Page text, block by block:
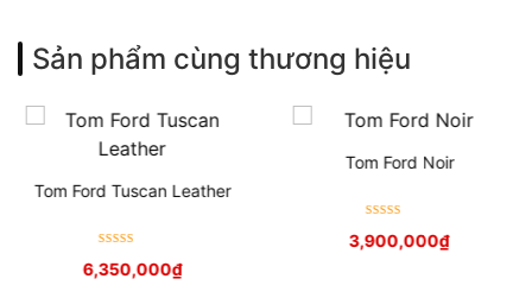
Sản phẩm cùng thương hiệu
Tom Ford Tuscan Leather
hạng5sao
6,350,000₫
Tom Ford Noir
hạng5sao
3,900,000₫